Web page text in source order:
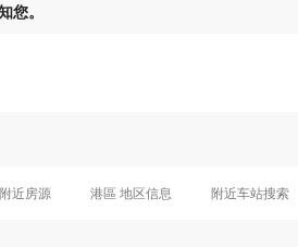
您。
附近房源 港區 地区信息 附近车站搜索